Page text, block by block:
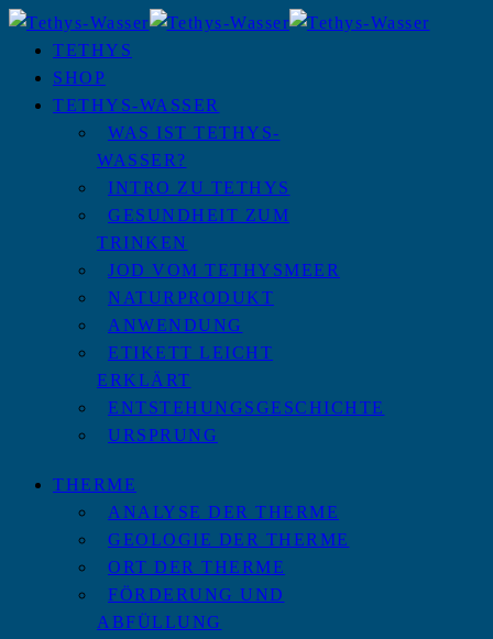
TETHYS
SHOP
TETHYS-WASSER
WAS IST TETHYS-
WASSER?
INTRO ZU TETHYS
GESUNDHEIT ZUM
TRINKEN
JOD VOM TETHYSMEER
NATURPRODUKT
ANWENDUNG
ETIKETT LEICHT
ERKLÄRT
ENTSTEHUNGSGESCHICHTE
URSPRUNG
THERME
ANALYSE DER THERME
GEOLOGIE DER THERME
ORT DER THERME
FÖRDERUNG UND
ABFÜLLUNG